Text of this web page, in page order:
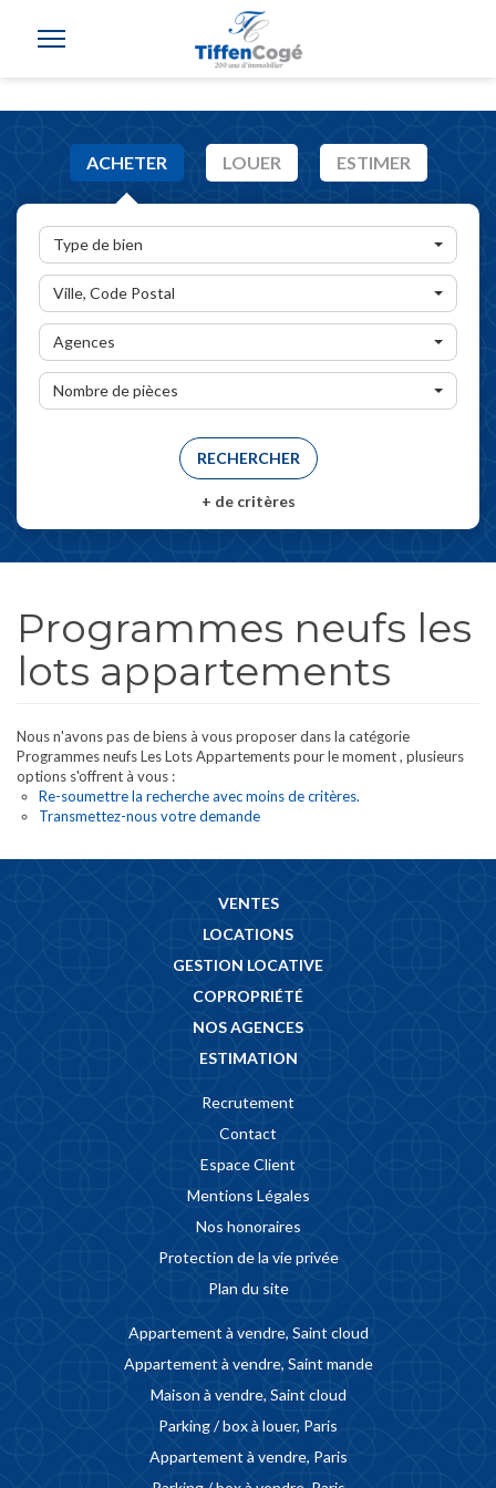
ACHETER LOUER ESTIMER
Type de bien
Ville, Code Postal
Agences
Nombre de pièces
+ de critères
Programmes neufs les
lots appartements
Nous n'avons pas de biens à vous proposer dans la catégorie
Programmes neufs Les Lots Appartements pour le moment , plusieurs
options s'offrent à vous :
Re-soumettre la recherche avec moins de critères.
Transmettez-nous votre demande
VENTES
LOCATIONS
GESTION LOCATIVE
COPROPRIÉTÉ
NOS AGENCES
ESTIMATION
Recrutement
Contact
Espace Client
Mentions Légales
Nos honoraires
Protection de la vie privée
Plan du site
Appartement à vendre, Saint cloud
Appartement à vendre, Saint mande
Maison à vendre, Saint cloud
Parking / box à louer, Paris
Appartement à vendre, Paris